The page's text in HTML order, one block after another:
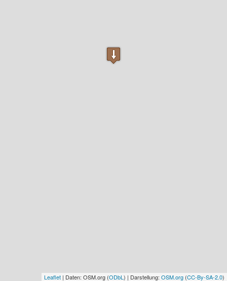
Leaflet | Daten: OSM.org (ODbL ) | Darstellung: OSM.org (CC-By-SA-2.0)